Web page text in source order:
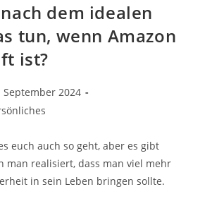
dem idealen
tun, wenn Amazon
ist?
September 2024
euch auch so geht, aber es gibt
man realisiert, dass man viel mehr
in sein Leben bringen sollte.